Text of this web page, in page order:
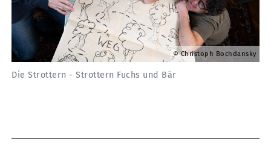
Christoph Bochdansky
Die Strottern - Strottern Fuchs und Bär